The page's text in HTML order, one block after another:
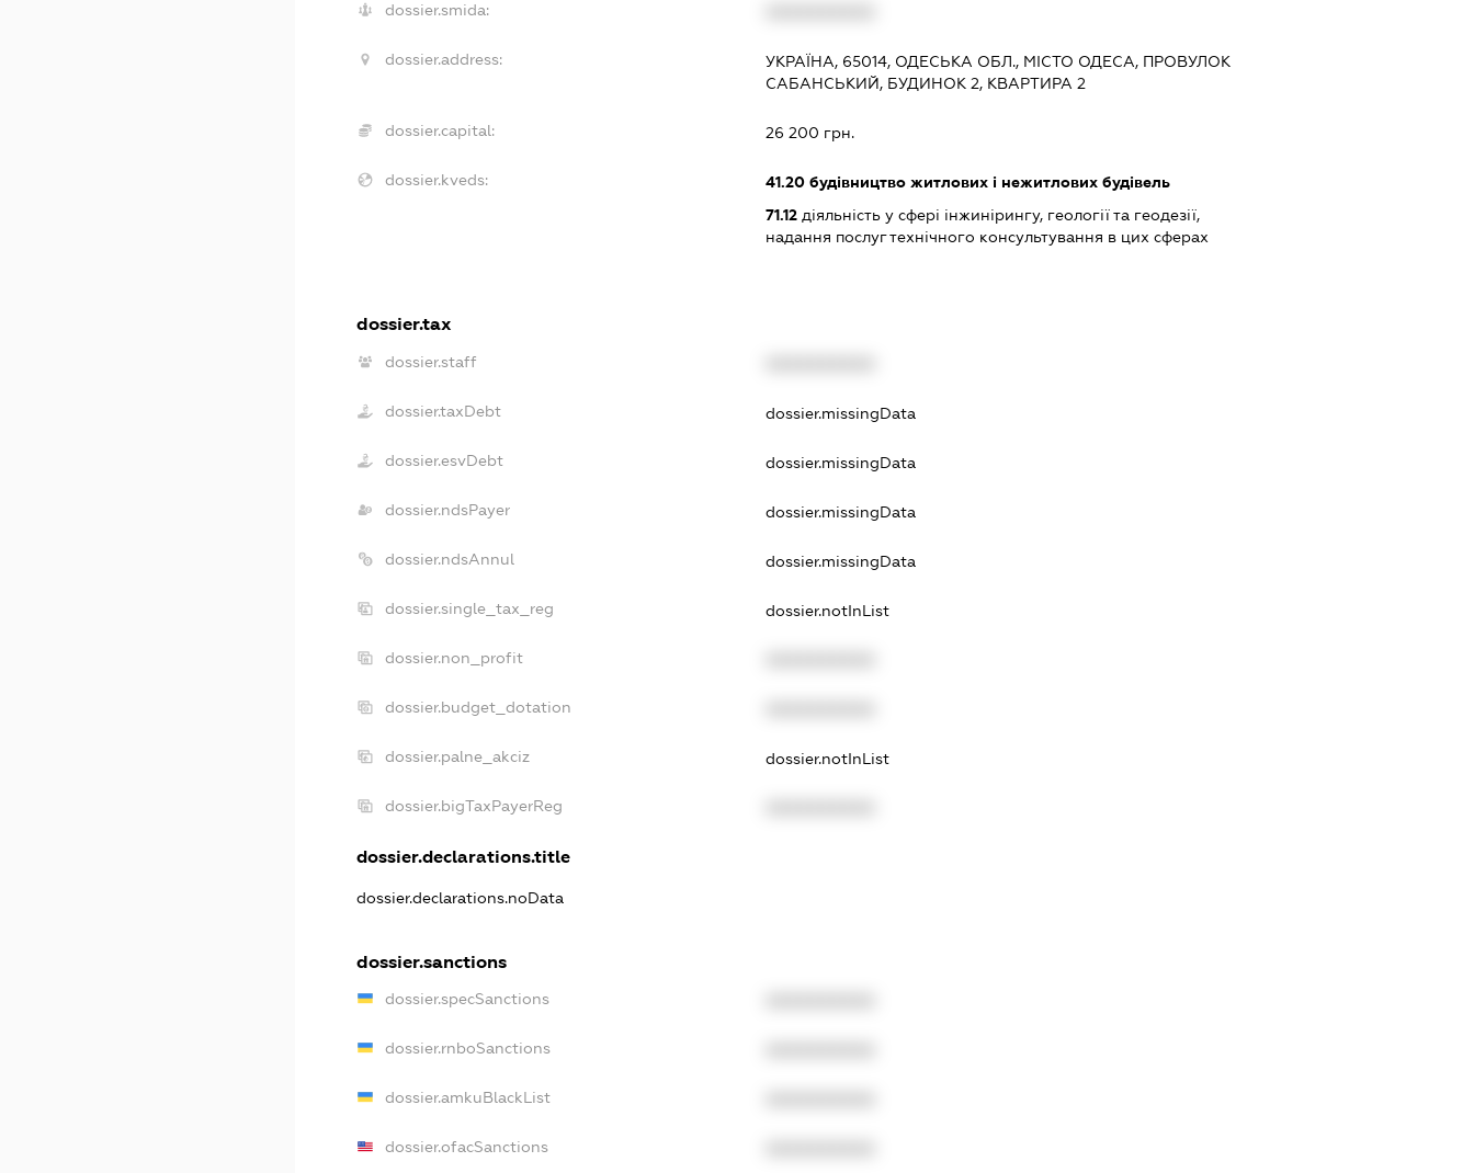
dossier.smida:
dossier.address:
УКРАЇНА, 65014, ОДЕСЬКА ОБЛ., МІСТО ОДЕСА, ПРОВУЛОК
САБАНСЬКИЙ, БУДИНОК 2, КВАРТИРА 2
dossier.capital: 26 200 грн.
dossier.kveds: 41.20будівництво житлових і нежитлових будівель
71.12діяльність у сфері інжинірингу, геології та геодезії,
надання послуг технічного консультування в цих сферах
dossier.tax
dossier.staff
dossier.taxDebt dossier.missingData
dossier.esvDebt dossier.missingData
dossier.ndsPayer dossier.missingData
dossier.ndsAnnul dossier.missingData
dossier.single_tax_reg dossier.notInList
dossier.non_profit
dossier.budget_dotation
dossier.palne_akciz dossier.notInList
dossier.bigTaxPayerReg
dossier.declarations.title
dossier.declarations.noData
dossier.sanctions
dossier.specSanctions
dossier.rnboSanctions
dossier.amkuBlackList
dossier.ofacSanctions